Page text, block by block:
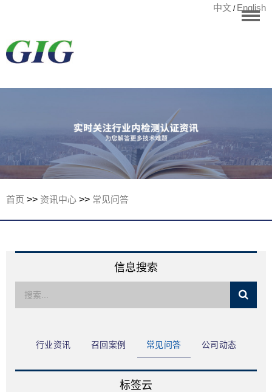
检测项目
客户案例
资讯中心
中文 / English
限公司
首页 >> 资讯中心 >> 常见问答
信息搜索
行业资讯 召回案例 常见问答 公司动态
标签云